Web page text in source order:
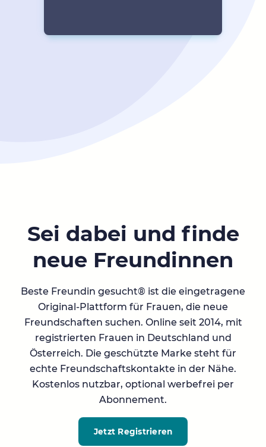
Sei dabei und finde
neue Freundinnen
Beste Freundin gesucht® ist die eingetragene
Original-Plattform für Frauen, die neue
Freundschaften suchen. Online seit 2014, mit
registrierten Frauen in Deutschland und
Österreich. Die geschützte Marke steht für
echte Freundschaftskontakte in der Nähe.
Kostenlos nutzbar, optional werbefrei per
Abonnement.
Jetzt Registrieren